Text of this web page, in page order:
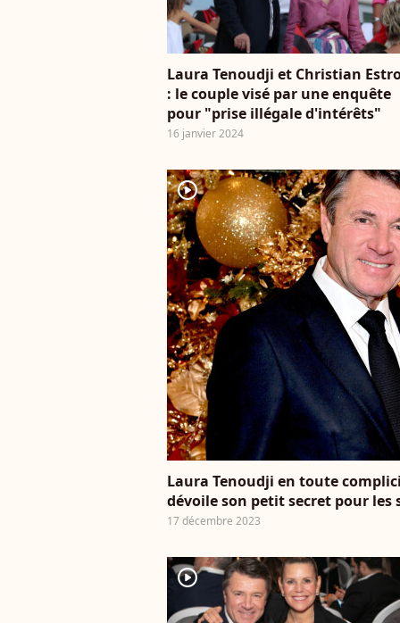
Laura Tenoudji et Christian
: le couple visé par une enquête
pour "prise illégale d'intérêts"
16 janvier 2024
player2
Laura Tenoudji en toute
dévoile son petit secret pour les
17 décembre 2023
player2